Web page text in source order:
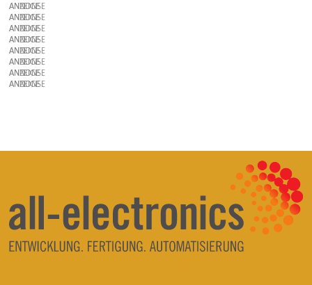
ANZEIGE
ANZEIGE
ANZEIGE
ANZEIGE
ANZEIGE
ANZEIGE
ANZEIGE
ANZEIGE